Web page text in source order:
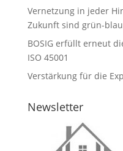
Vernetzung in jeder
Zukunft sind grün-blau
BOSIG erfüllt erneut
ISO 45001
Verstärkung für die
Newsletter